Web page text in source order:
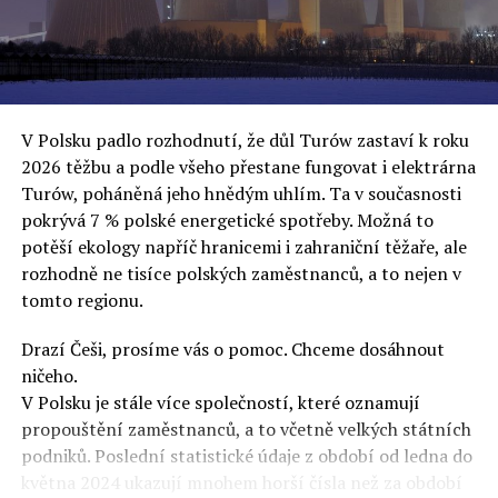
oslovuje své voliče, bublinu šílenců, kteří mu všechno
uvěří a nebudou se ptát na podrobnosti,“ řekl Rafał
Ziemkiewicz, redaktor týdeníku Do Rzeczy a ironicky
dodal: „Když se nynějšímu vedení státního hřebčince
podařilo prodat na aukci 10 plemenných koní za 600
000 euro, bylo to provládními médii oslavované jako
velký úspěch. Za vlády PiS se 14 koní prodalo za 2,5
milionu euro, což bylo stejnou mediální partou
komentováno jako konec polského chovu koní. Ve vidění
kontrolorů činnosti PiS ale určitě šlo při prodeji koní o
praní peněz či jinou nelegální činnost.“
Tuskova čísla jsou ale ujetá i jinde, pokračoval
Ziemkiewicz. „Ve vládní aféře PiS kolem vydávání víz
Tusk tvrdil, že za vlády dnešní opozice se nelegálně
prodalo 600 000 víz do Polska. Byla na to dokonce
vytvořena parlamentní vyšetřovací komise, která přišla
ale pouze na to, že 220 víz do Polska bylo
prostřednictvím úplatků uspíšeno, tedy že víza byla
V Polsku padlo rozhodnutí, že důl Turów zastaví k roku
2026 těžbu a podle všeho přestane fungovat i elektrárna
Turów, poháněná jeho hnědým uhlím. Ta v současnosti
pokrývá 7 % polské energetické spotřeby. Možná to
potěší ekology napříč hranicemi i zahraniční těžaře, ale
rozhodně ne tisíce polských zaměstnanců, a to nejen v
tomto regionu.
Drazí Češi, prosíme vás o pomoc. Chceme dosáhnout
ničeho.
V Polsku je stále více společností, které oznamují
propouštění zaměstnanců, a to včetně velkých státních
podniků. Poslední statistické údaje z období od ledna do
května 2024 ukazují mnohem horší čísla než za období